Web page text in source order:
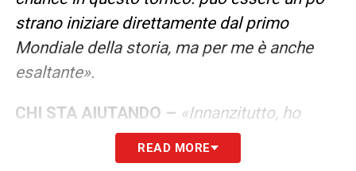
strano iniziare direttamente dal primo
Mondiale della storia, ma per me è anche
esaltante».
CHI STA AIUTANDO – «Innanzitutto, ho
iniziato a studiare italiano privatamente negli
ultimi mesi: non lo parlo ancora, ma capisco
READ MORE